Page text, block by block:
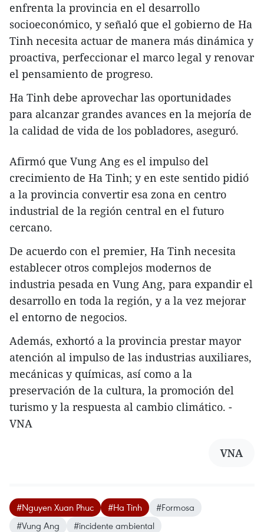
enfrenta la provincia en el desarrollo
socioeconómico, y señaló que el gobierno de Ha
Tinh necesita actuar de manera más dinámica y
proactiva, perfeccionar el marco legal y renovar
el pensamiento de progreso.
Ha Tinh debe aprovechar las oportunidades
para alcanzar grandes avances en la mejoría de
la calidad de vida de los pobladores, aseguró.
Afirmó que Vung Ang es el impulso del
crecimiento de Ha Tinh; y en este sentido pidió
a la provincia convertir esa zona en centro
industrial de la región central en el futuro
cercano.
De acuerdo con el premier, Ha Tinh necesita
establecer otros complejos modernos de
industria pesada en Vung Ang, para expandir el
desarrollo en toda la región, y a la vez mejorar
el entorno de negocios.
Además, exhortó a la provincia prestar mayor
atención al impulso de las industrias auxiliares,
mecánicas y químicas, así como a la
preservación de la cultura, la promoción del
turismo y la respuesta al cambio climático. -
VNA
VNA
#Nguyen Xuan Phuc #Ha Tinh
#Formosa
#Vung Ang
#incidente ambiental